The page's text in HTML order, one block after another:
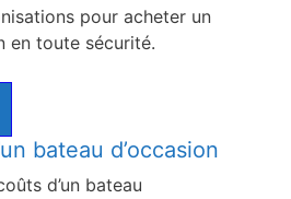
pour acheter un
en toute sécurité.
bateau d’occasion
d’un bateau